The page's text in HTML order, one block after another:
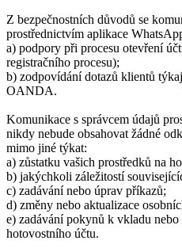
Z bezpečnostních důvodů se
prostřednictvím aplikace
a) podpory při procesu otevření
registračního procesu);
b) zodpovídání dotazů klientů
OANDA.
Komunikace s správcem údajů
nikdy nebude obsahovat žádné
mimo jiné týkat:
a) zůstatku vašich prostředků na
b) jakýchkoli záležitostí
c) zadávání nebo úprav příkazů;
d) změny nebo aktualizace
e) zadávání pokynů k vkladu
hotovostního účtu.